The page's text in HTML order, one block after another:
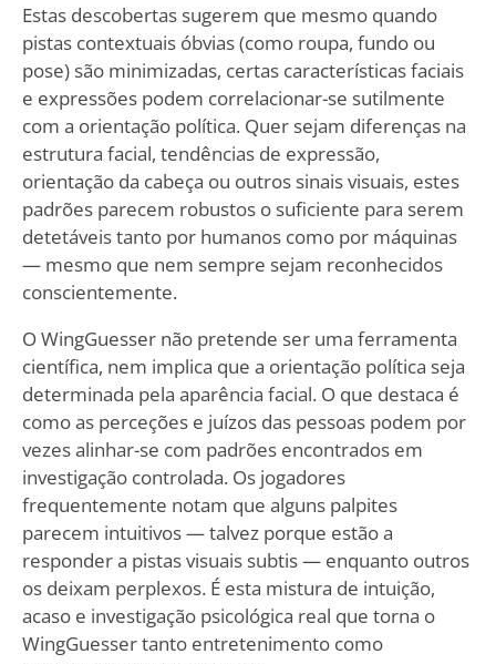
Estas descobertas sugerem que mesmo quando
pistas contextuais óbvias (como roupa, fundo ou
pose) são minimizadas, certas características faciais
e expressões podem correlacionar-se sutilmente
com a orientação política. Quer sejam diferenças na
estrutura facial, tendências de expressão,
orientação da cabeça ou outros sinais visuais, estes
padrões parecem robustos o suficiente para serem
detetáveis tanto por humanos como por máquinas
— mesmo que nem sempre sejam reconhecidos
conscientemente.
O WingGuesser não pretende ser uma ferramenta
científica, nem implica que a orientação política seja
determinada pela aparência facial. O que destaca é
como as perceções e juízos das pessoas podem por
vezes alinhar-se com padrões encontrados em
investigação controlada. Os jogadores
frequentemente notam que alguns palpites
parecem intuitivos — talvez porque estão a
responder a pistas visuais subtis — enquanto outros
os deixam perplexos. É esta mistura de intuição,
acaso e investigação psicológica real que torna o
WingGuesser tanto entretenimento como